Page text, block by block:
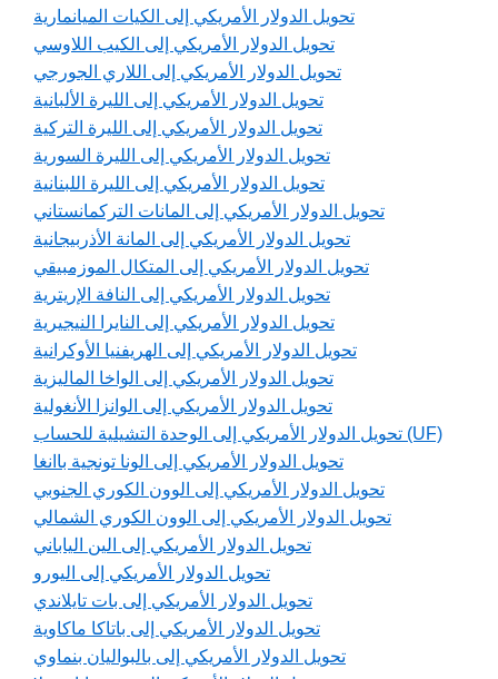
تحويل الدولار الأمريكي إلى الكيات الميانمارية
تحويل الدولار الأمريكي إلى الكيب اللاوسي
تحويل الدولار الأمريكي إلى اللاري الجورجي
تحويل الدولار الأمريكي إلى الليرة الألبانية
تحويل الدولار الأمريكي إلى الليرة التركية
تحويل الدولار الأمريكي إلى الليرة السورية
تحويل الدولار الأمريكي إلى الليرة اللبنانية
تحويل الدولار الأمريكي إلى المانات التركمانستاني
تحويل الدولار الأمريكي إلى المانة الأذربيجانية
تحويل الدولار الأمريكي إلى المتكال الموزمبيقي
تحويل الدولار الأمريكي إلى النافة الإريترية
تحويل الدولار الأمريكي إلى النايرا النيجيرية
تحويل الدولار الأمريكي إلى الهريفنيا الأوكرانية
تحويل الدولار الأمريكي إلى الواخا الماليزية
تحويل الدولار الأمريكي إلى الوانزا الأنغولية
تحويل الدولار الأمريكي إلى الوحدة التشيلية للحساب (UF)
تحويل الدولار الأمريكي إلى الونا تونجية باانغا
تحويل الدولار الأمريكي إلى الوون الكوري الجنوبي
تحويل الدولار الأمريكي إلى الوون الكوري الشمالي
تحويل الدولار الأمريكي إلى الين الياباني
تحويل الدولار الأمريكي إلى اليورو
تحويل الدولار الأمريكي إلى بات تايلاندي
تحويل الدولار الأمريكي إلى باتاكا ماكاوية
تحويل الدولار الأمريكي إلى بالبواليان بنماوي